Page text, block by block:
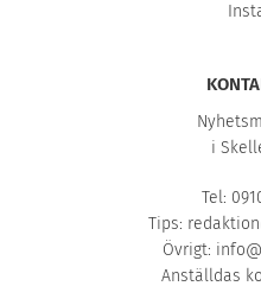
i
Tel:
Tips:
Övrigt:
Anställdas